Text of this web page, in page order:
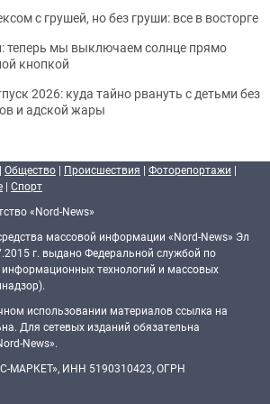
с грушей, но без груши: все в восторге
теперь мы выключаем солнце прямо
кнопкой
2026: куда тайно рвануть с детьми без
и адской жары
| Общество | Происшествия | Фоторепортажи |
| Спорт
«Nord-News»
массовой информации «Nord-News» Эл
г. выдано Федеральной службой по
информационных технологий и массовых
использовании материалов ссылка на
Для сетевых изданий обязательна
News».
МАРКЕТ», ИНН 5190310423, ОГРН